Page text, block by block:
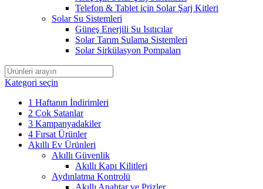
Telefon & Tablet için Solar Şarj Kitleri
Solar Su Sistemleri
Güneş Enerjili Su Isıtıcılar
Solar Tarım Sulama Sistemleri
Solar Sirkülasyon Pompaları
Kategori seçin
1 Haftanın İndirimleri
2 Çok Satanlar
3 Kampanyadakiler
4 Fırsat Ürünler
Akıllı Ev Ürünleri
Akıllı Güvenlik
Akıllı Kapı Kilitleri
Aydınlatma Kontrolü
Akıllı Anahtar ve Prizler